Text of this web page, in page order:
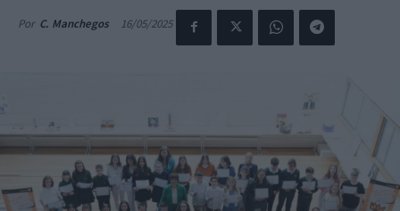
Por C. Manchegos 16/05/2025